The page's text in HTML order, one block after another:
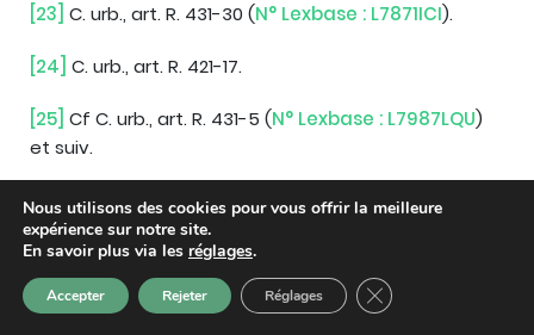
[23] C. urb., art. R. 431-30 (N° Lexbase : L7871ICI).
[24] C. urb., art. R. 421-17.
[25] Cf C. urb., art. R. 431-5 (N° Lexbase : L7987LQU)
et suiv.
[26] C. urb., art. L. 461-1 (N° Lexbase : L0023LN8) .
[27]C. urb., art. L. 461-2 (N° Lexbase : L9807LM8
[28]C. urb., art. L. 462-2.
Nous utilisons des cookies pour vous offrir la meilleure
expérience sur notre site.
En savoir plus via les réglages.
Accepter Rejeter Réglages Fermer la bannière